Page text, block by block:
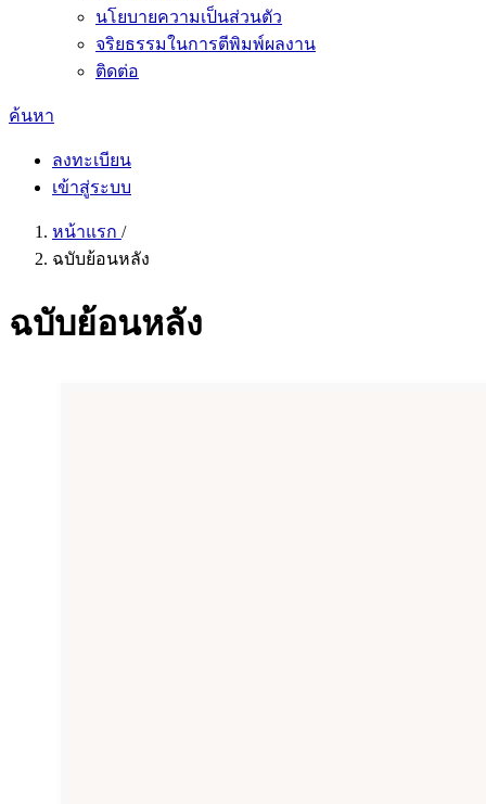
นโยบายความเป็นส่วนตัว
จริยธรรมในการตีพิมพ์ผลงาน
ติดต่อ
ค้นหา
ลงทะเบียน
เข้าสู่ระบบ
หน้าแรก /
ฉบับย้อนหลัง
ฉบับย้อนหลัง